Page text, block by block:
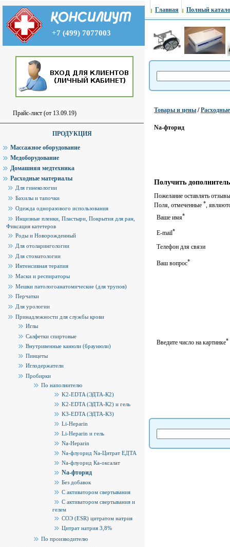
+7 (499) 7077003
Прайс-лист (от 13.09.19)
ПРОДУКЦИЯ
Массажное оборудование
Медоборудование
Домашняя медтехника
Расходные материалы
Для гинекологии
Бахилы и тапочки
Одежда одноразового использования
Инцизные пленки, Пластыри, Покрытия для ран,
Фиксация катетеров
Роды и Новорожденный
Для отоларингологии
Для стоматологии
Интенсивная терапия
Маски и респираторы
Мешки патологоанатомические (для трупов)
Перчатки
Для урологии
Принадлежности для службы крови
Иглы
Салфетки спиртовые
Внутривенные канюли (браунюли)
Пинцеты
Иглодержатели
Пробирки
По наполнителю
K2-EDTA (ЭДТА-К2)
K2-EDTA (ЭДТА-К2) и гель
K3-EDTA (ЭДТА-К3)
Li-Heparin
Li-Heparin и гель
Na-Heparin
Na-флуорид Na-Цитрат ЕДТА
Na-флуорид Ка-оксалат
Na-фторид
Без добавок
С активатором свертывания
С активатором свертывания и
гелем
СОЭ (ESR) цитратом натрия
Цитрат натрия 3,8%
По производителю
Главная Полный
Товары и цены /
Na-фторид
Получить
Пожелание оставлять
Поля, отмеченные *,
Ваше имя*
E-mail*
Телефон для связи
Ваш вопрос*
Введите число на картинке*